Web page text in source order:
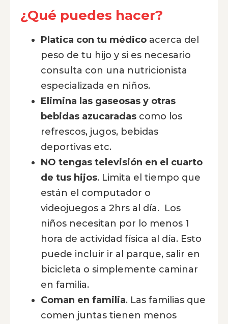
¿Qué puedes hacer?
Platica con tu médico acerca del
peso de tu hijo y si es necesario
consulta con una nutricionista
especializada en niños.
Elimina las gaseosas y otras
bebidas azucaradas como los
refrescos, jugos, bebidas
deportivas etc.
NO tengas televisión en el cuarto
de tus hijos. Limita el tiempo que
están el computador o
videojuegos a 2hrs al día. Los
niños necesitan por lo menos 1
hora de actividad física al día. Esto
puede incluir ir al parque, salir en
bicicleta o simplemente caminar
en familia.
Coman en familia. Las familias que
comen juntas tienen menos